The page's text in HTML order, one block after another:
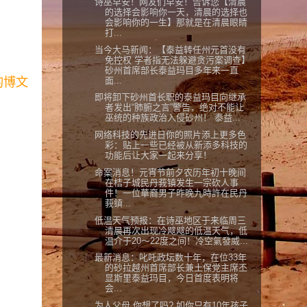
博文
的选择会影响你一天，清晨的选择也
会影响你的一生】那就是在清晨眼睛
打...
当今大马新闻：【泰益转任州元首没有
免控权 学者指无法躲避贪污案调查】
砂州首席部长泰益玛目多年来一直
面...
即将卸下砂州首长职的泰益玛目向继承
者发出“肺腑之言”警告，绝对不能让
巫统的种族政治入侵砂州！ 泰益...
网络科技的先进日你的照片添上更多色
彩：贴上一些已经被从新添多科技的
功能后让大家一起来分享！
命案消息！元宵节前夕农历年初十晚间
在桔子城民丹莪镇发生一宗砍人事
件！一位華裔男子昨晚九時許在民丹
莪鎮...
低温天气预报：在诗巫地区于来临周三
清晨再次出现冷飕飕的低温天气，低
温介于20～22度之间！冷空氣發威...
最新消息：叱吒政坛数十年，在位33年
的砂拉越州首席部长兼土保党主席丕
显斯里泰益玛目，今日首度表明将
会...